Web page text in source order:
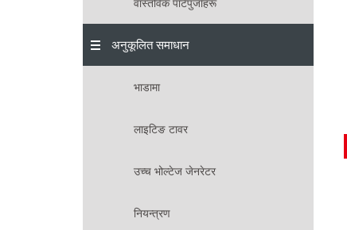
अनुकूलित समाधान
भाडामा
लाइटिङ टावर
उच्च भोल्टेज जेनरेटर
नियन्त्रण